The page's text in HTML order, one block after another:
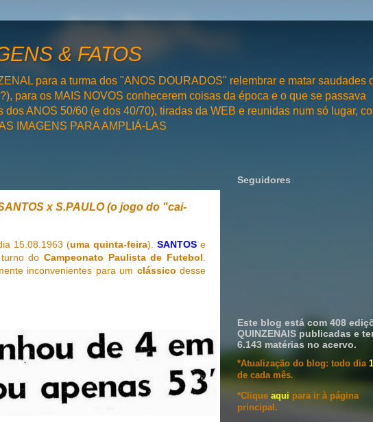
& FATOS
para a turma dos "ANOS DOURADOS" relembrar e matar saudades
para os MAIS NOVOS conhecerem coisas da época e o que se passava
ANOS 50/60 (e dos 40/70), tiradas da WEB e reunidas num só lugar,
IMAGENS PARA AMPLIÁ-LAS
x S.PAULO (o jogo do "cai-
15.08.1963 (uma quinta-feira). SANTOS e
turno doCampeonato Paulista de Futebol.
inconvenientes para um clássico desse
Seguidores
Este blog está com 408
QUINZENAIS publicadas e
6.143 matérias no acervo.
*Atualização do blog: todo dia
de cada mês.
*Clique aqui para ir à página
principal.